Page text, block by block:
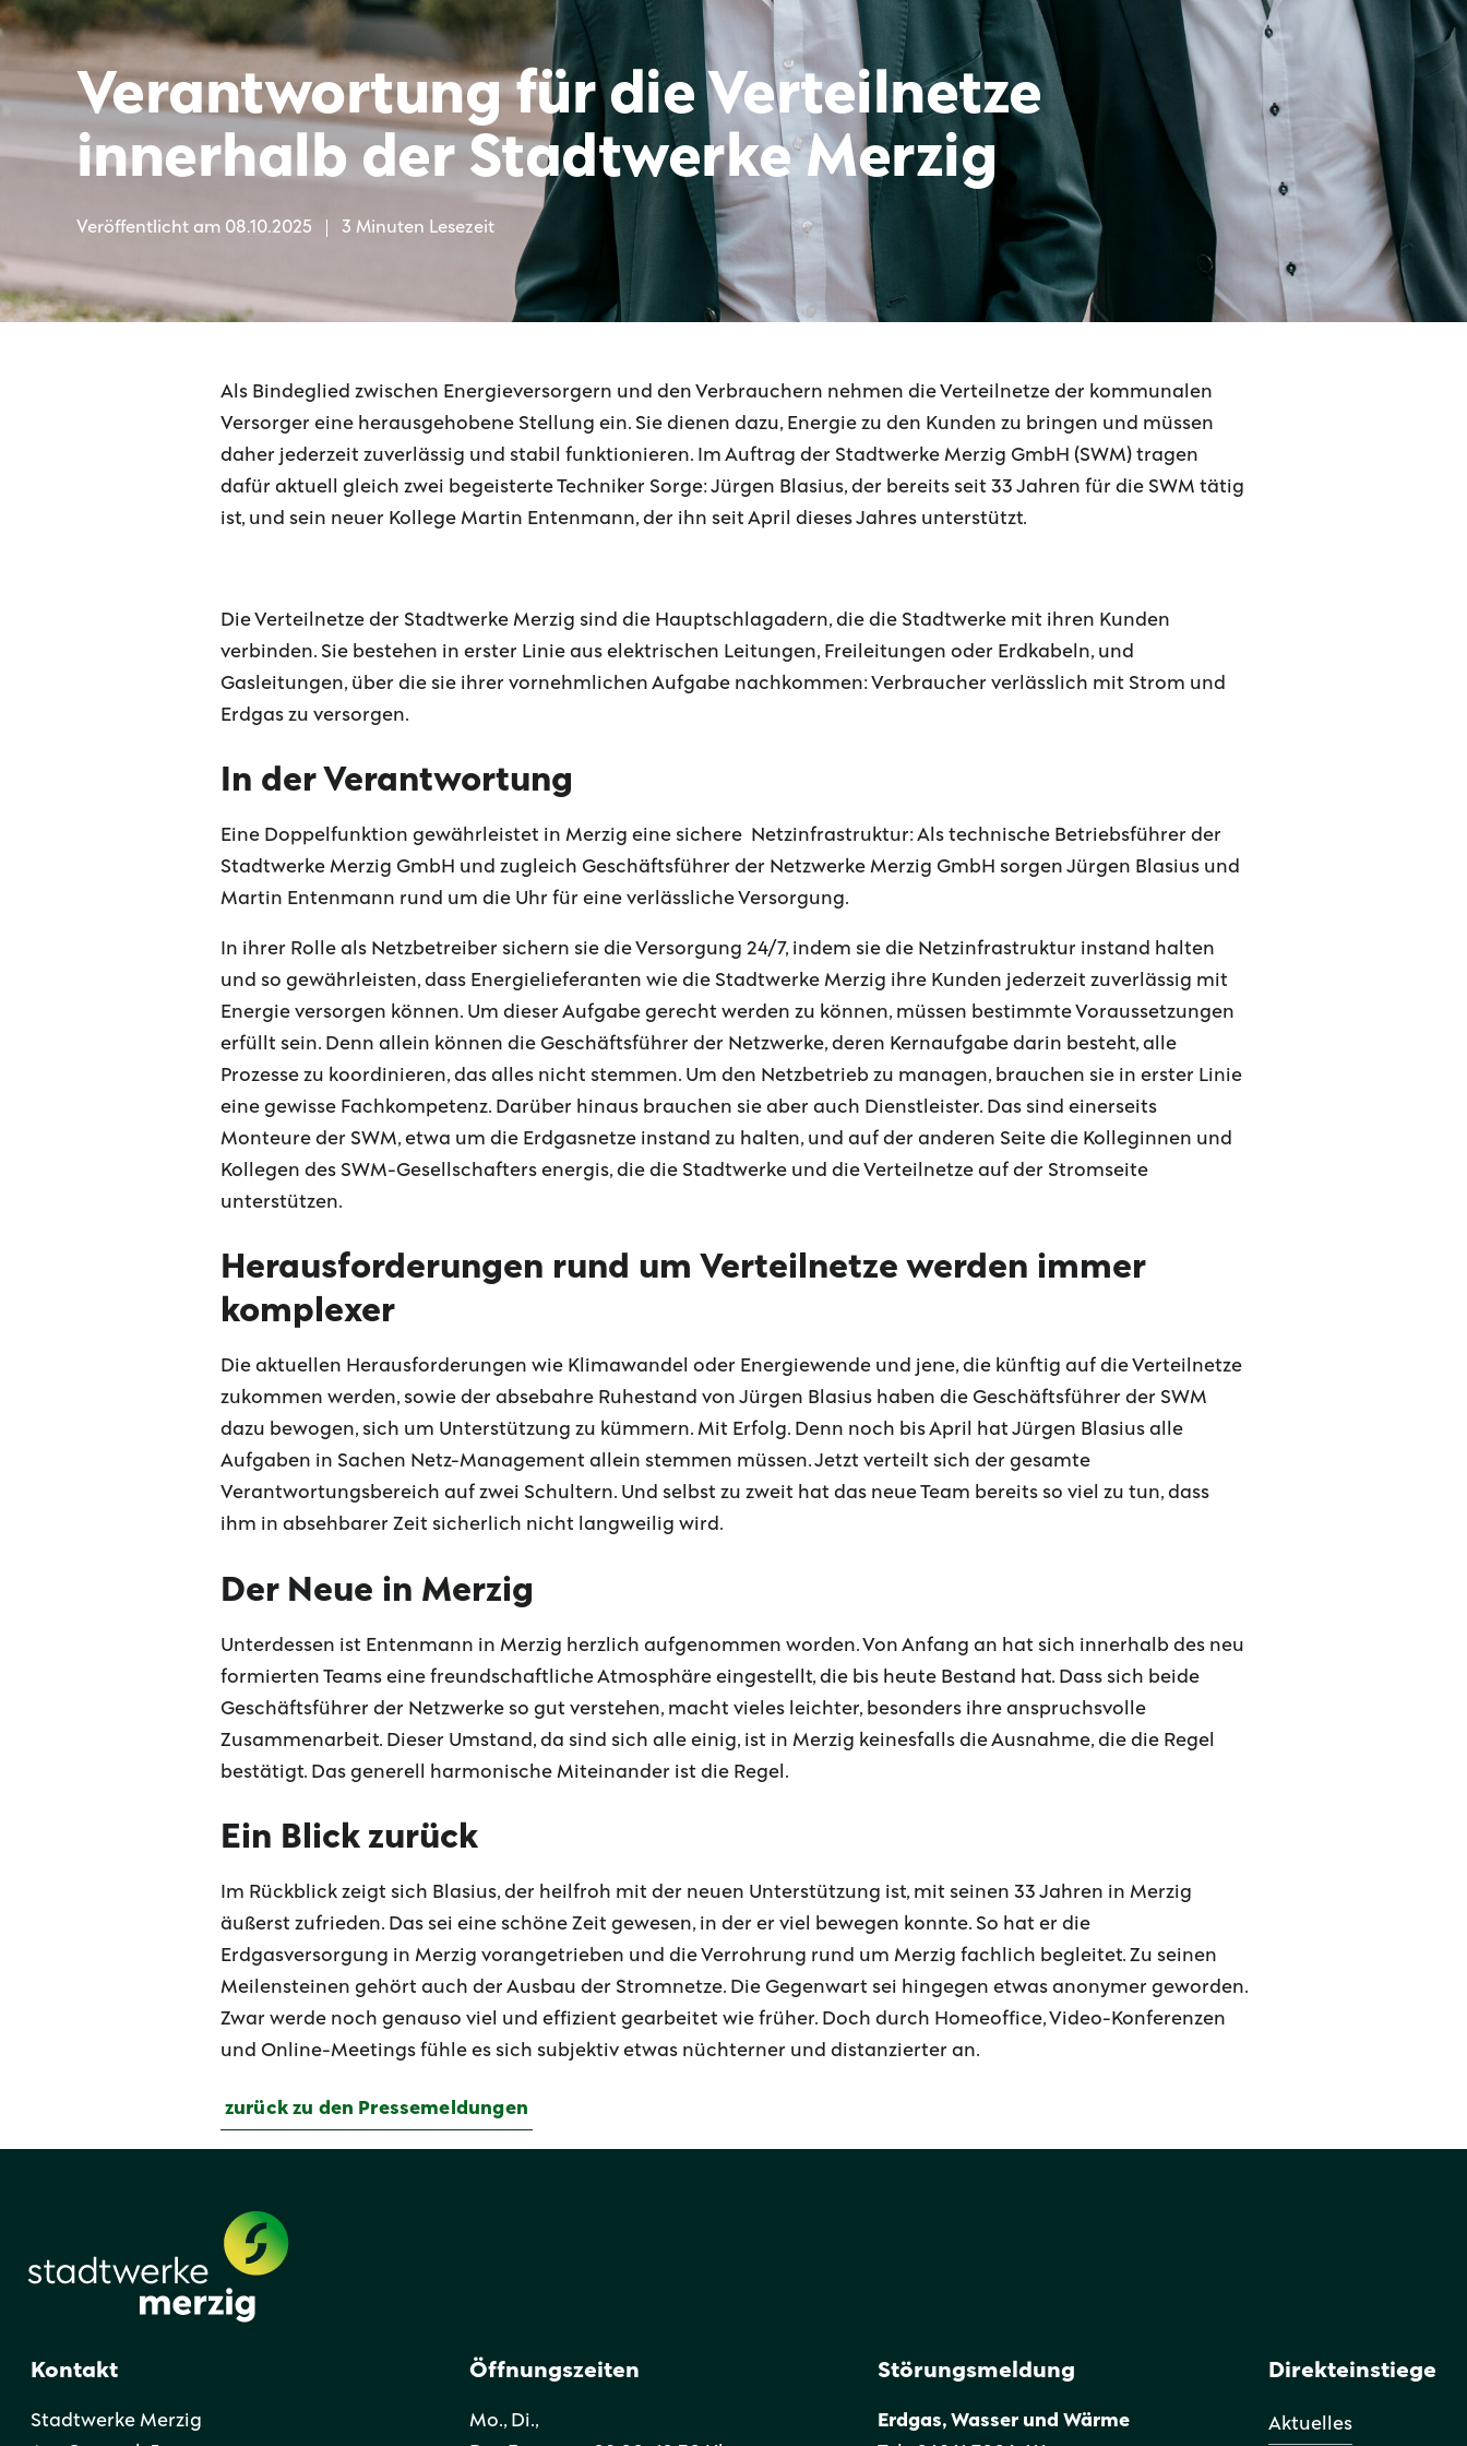
Verantwortung für die Verteilnetze
innerhalb der Stadtwerke Merzig
Veröffentlicht am 08.10.2025 3 Minuten Lesezeit
Als Bindeglied zwischen Energieversorgern und den Verbrauchern nehmen die Verteilnetze der kommunalen
Versorger eine herausgehobene Stellung ein. Sie dienen dazu, Energie zu den Kunden zu bringen und müssen
daher jederzeit zuverlässig und stabil funktionieren. Im Auftrag der Stadtwerke Merzig GmbH (SWM) tragen
dafür aktuell gleich zwei begeisterte Techniker Sorge: Jürgen Blasius, der bereits seit 33 Jahren für die SWM tätig
ist, und sein neuer Kollege Martin Entenmann, der ihn seit April dieses Jahres unterstützt.
Die Verteilnetze der Stadtwerke Merzig sind die Hauptschlagadern, die die Stadtwerke mit ihren Kunden
verbinden. Sie bestehen in erster Linie aus elektrischen Leitungen, Freileitungen oder Erdkabeln, und
Gasleitungen, über die sie ihrer vornehmlichen Aufgabe nachkommen: Verbraucher verlässlich mit Strom und
Erdgas zu versorgen.
In der Verantwortung
Eine Doppelfunktion gewährleistet in Merzig eine sichere Netzinfrastruktur: Als technische Betriebsführer der
Stadtwerke Merzig GmbH und zugleich Geschäftsführer der Netzwerke Merzig GmbH sorgen Jürgen Blasius und
Martin Entenmann rund um die Uhr für eine verlässliche Versorgung.
In ihrer Rolle als Netzbetreiber sichern sie die Versorgung 24/7, indem sie die Netzinfrastruktur instand halten
und so gewährleisten, dass Energielieferanten wie die Stadtwerke Merzig ihre Kunden jederzeit zuverlässig mit
Energie versorgen können. Um dieser Aufgabe gerecht werden zu können, müssen bestimmte Voraussetzungen
erfüllt sein. Denn allein können die Geschäftsführer der Netzwerke, deren Kernaufgabe darin besteht, alle
Prozesse zu koordinieren, das alles nicht stemmen. Um den Netzbetrieb zu managen, brauchen sie in erster Linie
eine gewisse Fachkompetenz. Darüber hinaus brauchen sie aber auch Dienstleister. Das sind einerseits
Monteure der SWM, etwa um die Erdgasnetze instand zu halten, und auf der anderen Seite die Kolleginnen und
Kollegen des SWM-Gesellschafters energis, die die Stadtwerke und die Verteilnetze auf der Stromseite
unterstützen.
Herausforderungen rund um Verteilnetze werden immer
komplexer
Die aktuellen Herausforderungen wie Klimawandel oder Energiewende und jene, die künftig auf die Verteilnetze
zukommen werden, sowie der absebahre Ruhestand von Jürgen Blasius haben die Geschäftsführer der SWM
dazu bewogen, sich um Unterstützung zu kümmern. Mit Erfolg. Denn noch bis April hat Jürgen Blasius alle
Aufgaben in Sachen Netz-Management allein stemmen müssen. Jetzt verteilt sich der gesamte
Verantwortungsbereich auf zwei Schultern. Und selbst zu zweit hat das neue Team bereits so viel zu tun, dass
ihm in absehbarer Zeit sicherlich nicht langweilig wird.
Der Neue in Merzig
Unterdessen ist Entenmann in Merzig herzlich aufgenommen worden. Von Anfang an hat sich innerhalb des neu
formierten Teams eine freundschaftliche Atmosphäre eingestellt, die bis heute Bestand hat. Dass sich beide
Geschäftsführer der Netzwerke so gut verstehen, macht vieles leichter, besonders ihre anspruchsvolle
Zusammenarbeit. Dieser Umstand, da sind sich alle einig, ist in Merzig keinesfalls die Ausnahme, die die Regel
bestätigt. Das generell harmonische Miteinander ist die Regel.
Ein Blick zurück
Im Rückblick zeigt sich Blasius, der heilfroh mit der neuen Unterstützung ist, mit seinen 33 Jahren in Merzig
äußerst zufrieden. Das sei eine schöne Zeit gewesen, in der er viel bewegen konnte. So hat er die
Erdgasversorgung in Merzig vorangetrieben und die Verrohrung rund um Merzig fachlich begleitet. Zu seinen
Meilensteinen gehört auch der Ausbau der Stromnetze. Die Gegenwart sei hingegen etwas anonymer geworden.
Zwar werde noch genauso viel und effizient gearbeitet wie früher. Doch durch Homeoffice, Video-Konferenzen
und Online-Meetings fühle es sich subjektiv etwas nüchterner und distanzierter an.
zurück zu den Pressemeldungen
Kontakt
Stadtwerke Merzig
Öffnungszeiten
Mo., Di.,
Störungsmeldung
Erdgas, Wasser und Wärme
Direkteinstiege
Aktuelles